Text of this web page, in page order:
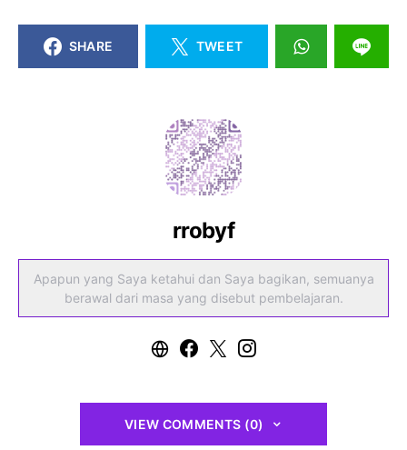
SHARE TWEET
rrobyf
Apapun yang Saya ketahui dan Saya bagikan, semuanya
berawal dari masa yang disebut pembelajaran.
VIEW COMMENTS (0)